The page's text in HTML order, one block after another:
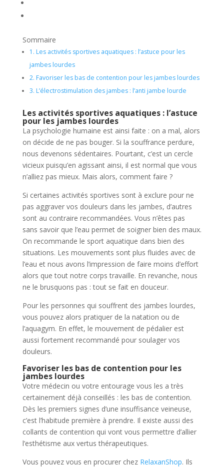
Sommaire
1. Les activités sportives aquatiques : l’astuce pour les
jambes lourdes
2. Favoriser les bas de contention pour les jambes lourdes
3. L’électrostimulation des jambes : l’anti jambe lourde
Les activités sportives aquatiques : l’astuce
pour les jambes lourdes
La psychologie humaine est ainsi faite : on a mal, alors
on décide de ne pas bouger. Si la souffrance perdure,
nous devenons sédentaires. Pourtant, c’est un cercle
vicieux puisqu’en agissant ainsi, il est normal que vous
n’alliez pas mieux. Mais alors, comment faire ?
Si certaines activités sportives sont à exclure pour ne
pas aggraver vos douleurs dans les jambes, d’autres
sont au contraire recommandées. Vous n’êtes pas
sans savoir que l’eau permet de soigner bien des maux.
On recommande le sport aquatique dans bien des
situations. Les mouvements sont plus fluides avec de
l’eau et nous avons l’impression de faire moins d’effort
alors que tout notre corps travaille. En revanche, nous
ne le brusquons pas : tout se fait en douceur.
Pour les personnes qui souffrent des jambes lourdes,
vous pouvez alors pratiquer de la natation ou de
l’aquagym. En effet, le mouvement de pédalier est
aussi fortement recommandé pour soulager vos
douleurs.
Favoriser les bas de contention pour les
jambes lourdes
Votre médecin ou votre entourage vous les a très
certainement déjà conseillés : les bas de contention.
Dès les premiers signes d’une insuffisance veineuse,
c’est l’habitude première à prendre. Il existe aussi des
collants de contention qui vont vous permettre d’allier
l’esthétisme aux vertus thérapeutiques.
Vous pouvez vous en procurer chez RelaxanShop. Ils